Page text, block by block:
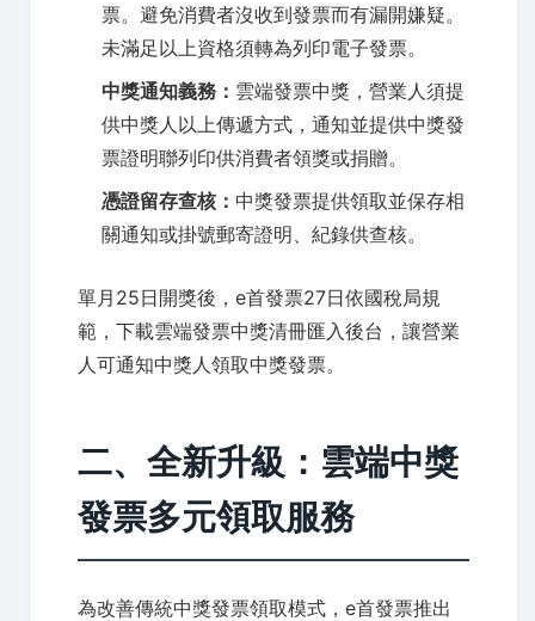
票。避免消費者沒收到發票而有漏開嫌疑。
未滿足以上資格須轉為列印電子發票。
中獎通知義務： 雲端發票中獎，營業人須提
供中獎人以上傳遞方式，通知並提供中獎發
票證明聯列印供消費者領獎或捐贈。
憑證留存查核： 中獎發票提供領取並保存相
關通知或掛號郵寄證明、紀錄供查核。
單月25日開獎後，e首發票27日依國稅局規
範，下載雲端發票中獎清冊匯入後台，讓營業
人可通知中獎人領取中獎發票。
二、全新升級：雲端中獎
發票多元領取服務
為改善傳統中獎發票領取模式，e首發票推出